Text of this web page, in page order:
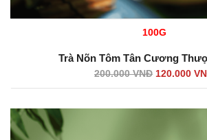
100G
Trà Nõn Tôm Tân Cương
200.000VNĐ 120.000